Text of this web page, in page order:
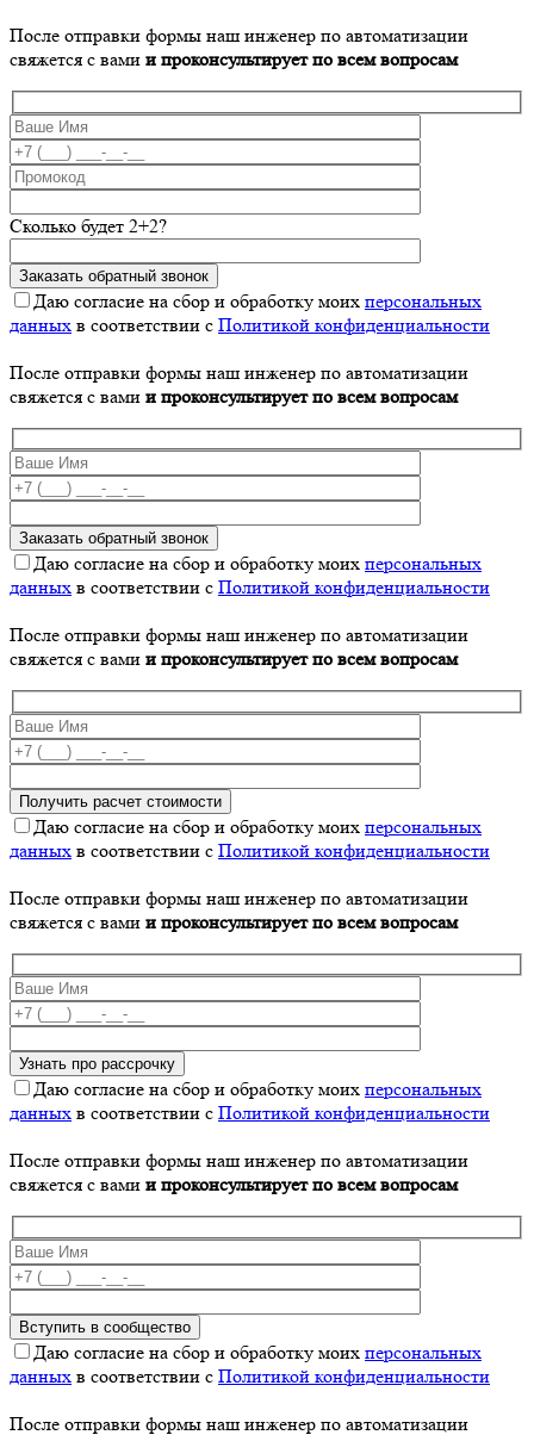
После отправки формы наш инженер по автоматизации
свяжется с вами и проконсультирует по всем вопросам
Сколько будет 2+2?
Даю согласие на сбор и обработку моих персональных
данных в соответствии с Политикой конфиденциальности
После отправки формы наш инженер по автоматизации
свяжется с вами и проконсультирует по всем вопросам
Даю согласие на сбор и обработку моих персональных
данных в соответствии с Политикой конфиденциальности
После отправки формы наш инженер по автоматизации
свяжется с вами и проконсультирует по всем вопросам
Даю согласие на сбор и обработку моих персональных
данных в соответствии с Политикой конфиденциальности
После отправки формы наш инженер по автоматизации
свяжется с вами и проконсультирует по всем вопросам
Даю согласие на сбор и обработку моих персональных
данных в соответствии с Политикой конфиденциальности
После отправки формы наш инженер по автоматизации
свяжется с вами и проконсультирует по всем вопросам
Даю согласие на сбор и обработку моих персональных
данных в соответствии с Политикой конфиденциальности
После отправки формы наш инженер по автоматизации